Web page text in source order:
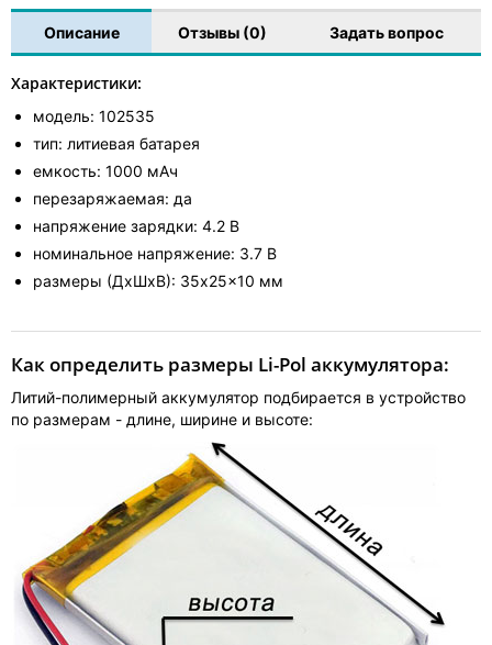
Описание Отзывы (0) Задать вопрос
Характеристики:
модель: 102535
тип: литиевая батарея
емкость: 1000 мАч
перезаряжаемая: да
напряжение зарядки: 4.2 В
номинальное напряжение: 3.7 В
размеры (ДхШхВ): 35x25x10 мм
Как определить размеры Li-Pol аккумулятора:
Литий-полимерный аккумулятор подбирается в устройство
по размерам - длине, ширине и высоте: